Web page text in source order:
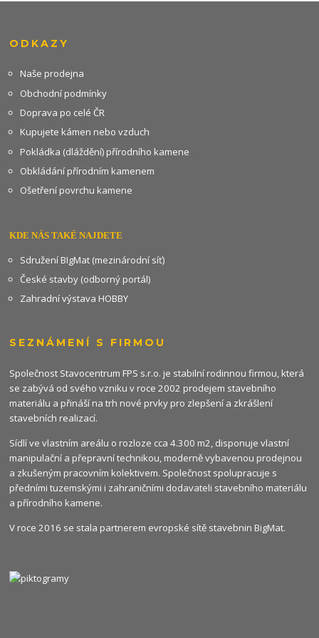
ODKAZY
Naše prodejna
Obchodní podmínky
Doprava po celé ČR
Kupujete kámen nebo vzduch
Pokládka (dláždění) přírodního kamene
Obkládání přírodním kamenem
Ošetření povrchu kamene
KDE NÁS TAKÉ NAJDETE
Sdružení BIgMat (mezinárodní síť)
České stavby (odborný portál)
Zahradní výstava HOBBY
SEZNÁMENÍ S FIRMOU
Společnost Stavocentrum FPS s.r.o. je stabilní rodinnou firmou, která
se zabývá od svého vzniku v roce 2002 prodejem stavebního
materiálu a přináší na trh nové prvky pro zlepšení a zkrášlení
stavebních realizací.
Sídlí ve vlastním areálu o rozloze cca 4.300 m2, disponuje vlastní
manipulační a přepravní technikou, moderně vybavenou prodejnou
a zkušeným pracovním kolektivem. Společnost spolupracuje s
předními tuzemskými i zahraničními dodavateli stavebního materiálu
a přírodního kamene.
V roce 2016 se stala partnerem evropské sítě stavebnin BigMat.